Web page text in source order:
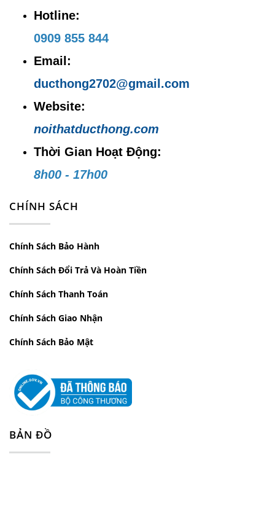
Hotline:
0909 855 844
Email:
ducthong2702@gmail.com
Website:
noithatducthong.com
Thời Gian Hoạt Động:
8h00 - 17h00
CHÍNH SÁCH
Chính Sách Bảo Hành
Chính Sách Đổi Trả Và Hoàn Tiền
Chính Sách Thanh Toán
Chính Sách Giao Nhận
Chính Sách Bảo Mật
BẢN ĐỒ